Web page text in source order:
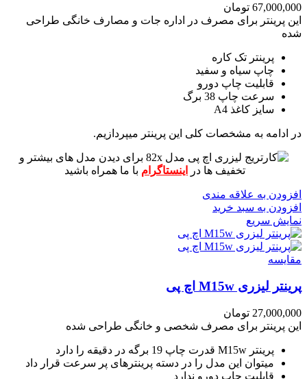
67,000,000 تومان
این پرینتر برای مصرف در اداره جات و مصارف خانگی طراحی
شده
پرینتر تک کاره
چاپ سیاه و سفید
قابلیت چاپ دورو
سرعت چاپ 38 برگ
سایز کاغذ A4
در ادامه به مشخصات کلی این پرینتر میپردازیم.
برای دیدن مدل های بیشتر و
تخفیف ها در
اینستاگرام با ما همراه باشید
افزودن به علاقه مندی
افزودن به سبد خرید
نمایش سریع
مقايسه
پرینتر لیزری M15w اچ پی
27,000,000 تومان
این پرینتر برای مصرف شخصی و خانگی طراحی شده
پرینتر M15w قدرت چاپ 19 برگه در دقیقه را دارد
میتوان این مدل را در دسته پرینترهای پر سرعت قرار داد
قابلیت چاپ دورو ندارد